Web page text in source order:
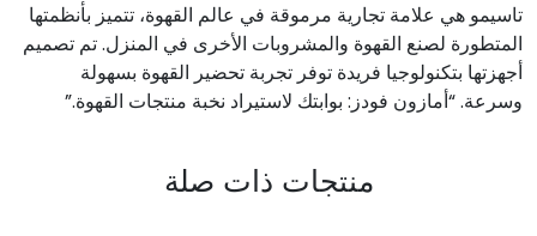
تاسيمو هي علامة تجارية مرموقة في عالم القهوة، تتميز بأنظمتها
المتطورة لصنع القهوة والمشروبات الأخرى في المنزل. تم تصميم
أجهزتها بتكنولوجيا فريدة توفر تجربة تحضير القهوة بسهولة
وسرعة. “أمازون فودز: بوابتك لاستيراد نخبة منتجات القهوة.”
منتجات ذات صلة